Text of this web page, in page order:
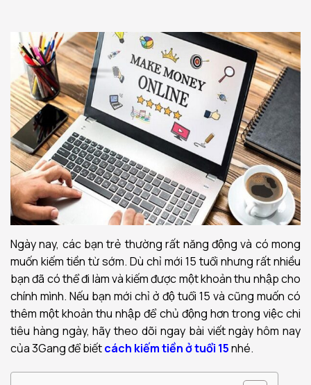
Ngày nay, các bạn trẻ thường rất năng động và có mong
muốn kiếm tiền từ sớm. Dù chỉ mới 15 tuổi nhưng rất nhiều
bạn đã có thể đi làm và kiếm được một khoản thu nhập cho
chính mình. Nếu bạn mới chỉ ở độ tuổi 15 và cũng muốn có
thêm một khoản thu nhập để chủ động hơn trong việc chi
tiêu hàng ngày, hãy theo dõi ngay bài viết ngày hôm nay
của 3Gang để biếtcách kiếm tiền ở tuổi 15nhé.